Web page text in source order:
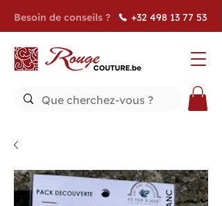
Besoin de conseils ? +32 498 13 77 53